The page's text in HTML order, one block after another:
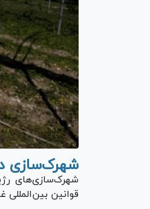
شهرک‌سازی
شهرک‌سازی‌های
قوانین بین‌المللی